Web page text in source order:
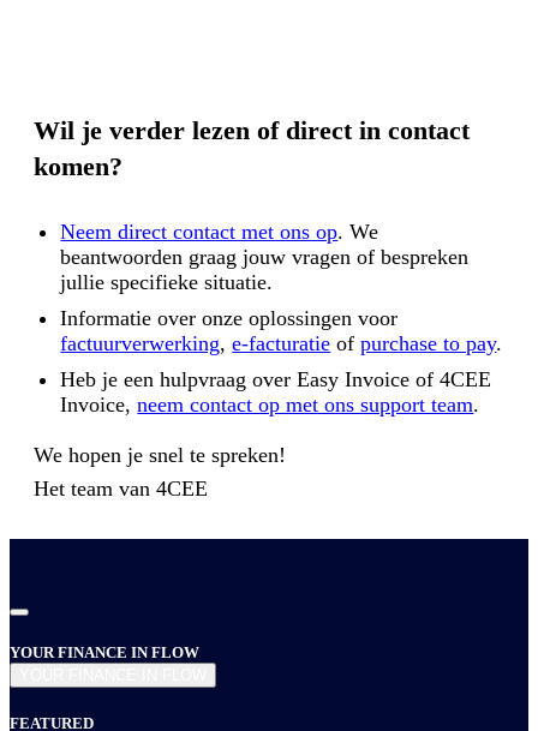
Wil je verder lezen of direct in contact
komen?
Neem direct contact met ons op. We
beantwoorden graag jouw vragen of bespreken
jullie specifieke situatie.
Informatie over onze oplossingen voor
factuurverwerking,e-facturatie ofpurchase to pay.
Heb je een hulpvraag over Easy Invoice of 4CEE
Invoice,neem contact op met ons support team.
We hopen je snel te spreken!
Het team van 4CEE
YOUR FINANCE IN FLOW
FEATURED